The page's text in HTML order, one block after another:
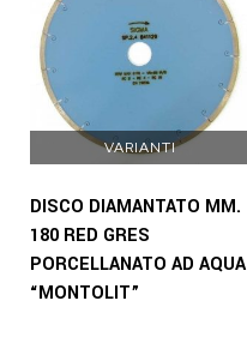
VARIANTI
DISCO DIAMANTATO MM.
180 RED GRES
PORCELLANATO AD AQUA
“MONTOLIT”